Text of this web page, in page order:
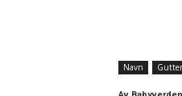
Navn